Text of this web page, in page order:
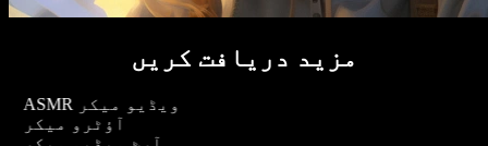
مزید دریافت کریں
ASMR ویڈیو میکر
آؤٹرو میکر